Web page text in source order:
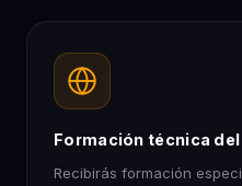
Formación técnica
Recibirás formación